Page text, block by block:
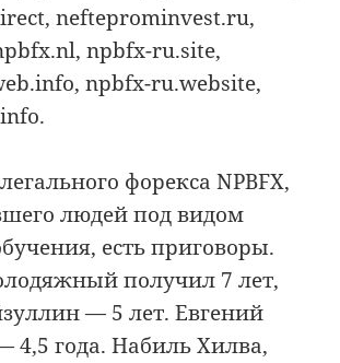
nefteprominvest.ru,
npbfx-ru.site,
npbfx-ru.website,
форекса NPBFX,
людей под видом
есть приговоры.
получил 7 лет,
— 5 лет. Евгений
4,5 года. Набиль Хилва,